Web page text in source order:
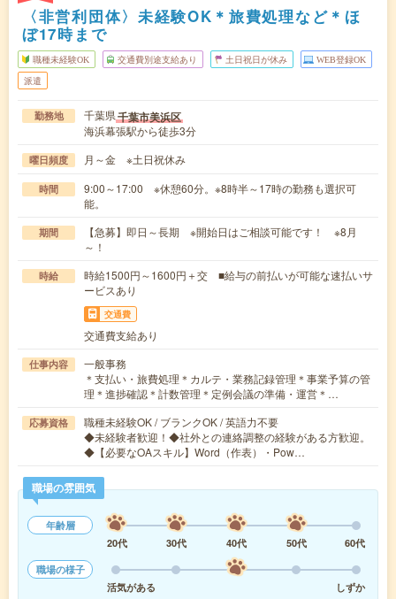
〈非営利団体〉未経験OK＊旅費処理など＊ほ
ぼ17時まで
職種未経験OK 交通費別途支給あり 土日祝日が休み WEB登録OK
派遣
勤務地 千葉県千葉市美浜区
海浜幕張駅から徒歩3分
曜日頻度 月～金 ※土日祝休み
時間
9:00～17:00 ※休憩60分。※8時半～17時の勤務も選択可
能。
期間
【急募】即日～長期 ※開始日はご相談可能です！ ※8月
～！
時給
時給1500円～1600円＋交 ■給与の前払いが可能な速払いサ
ービスあり
交通費
交通費支給あり
仕事内容
一般事務
＊支払い・旅費処理＊カルテ・業務記録管理＊事業予算の管
理＊進捗確認＊計数管理＊定例会議の準備・運営＊…
応募資格
職種未経験OK / ブランクOK / 英語力不要
◆未経験者歓迎！◆社外との連絡調整の経験がある方歓迎。
◆【必要なOAスキル】Word（作表）・Pow…
職場の雰囲気
年齢層
20代
30代 40代 50代
60代
職場の様子
活気がある
しずか